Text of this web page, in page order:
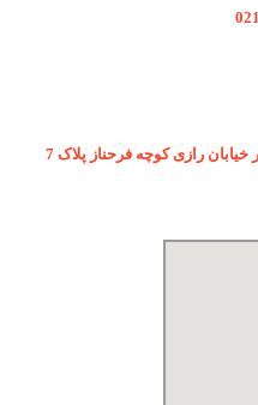
رازی کوچه فرحناز پلاک 7